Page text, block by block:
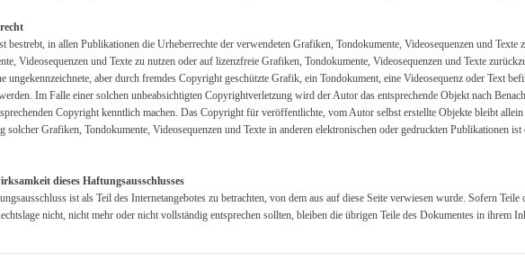
bestrebt, in allen Publikationen die Urheberrechte der verwendeten Grafiken, Tondokumente, Videosequenzen und Texte
Videosequenzen und Texte zu nutzen oder auf lizenzfreie Grafiken, Tondokumente, Videosequenzen und Texte
ungekennzeichnete, aber durch fremdes Copyright geschützte Grafik, ein Tondokument, eine Videosequenz oder Text
Im Falle einer solchen unbeabsichtigten Copyrightverletzung wird der Autor das entsprechende Objekt nach
Copyright kenntlich machen. Das Copyright für veröffentlichte, vom Autor selbst erstellte Objekte bleibt
solcher Grafiken, Tondokumente, Videosequenzen und Texte in anderen elektronischen oder gedruckten Publikationen
dieses Haftungsausschlusses
ist als Teil des Internetangebotes zu betrachten, von dem aus auf diese Seite verwiesen wurde. Sofern
nicht, nicht mehr oder nicht vollständig entsprechen sollten, bleiben die übrigen Teile des Dokumentes in ihrem